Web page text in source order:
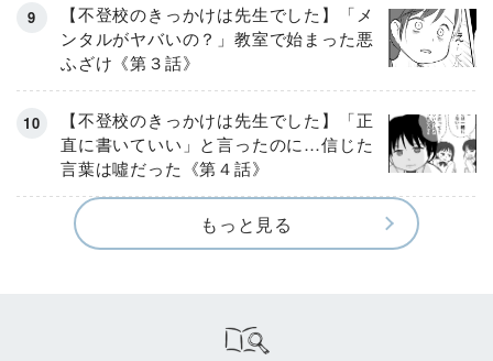
【不登校のきっかけは先生でした】「メ
ンタルがヤバいの？」教室で始まった悪
ふざけ《第３話》
【不登校のきっかけは先生でした】「正
直に書いていい」と言ったのに…信じた
言葉は噓だった《第４話》
もっと見る